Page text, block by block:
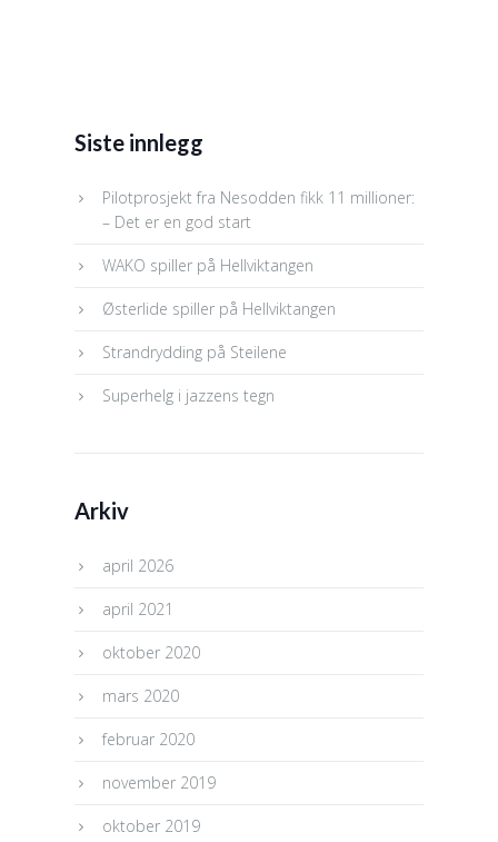
Siste innlegg
Pilotprosjekt fra Nesodden fikk 11 millioner:
– Det er en god start
WAKO spiller på Hellviktangen
Østerlide spiller på Hellviktangen
Strandrydding på Steilene
Superhelg i jazzens tegn
Arkiv
april 2026
april 2021
oktober 2020
mars 2020
februar 2020
november 2019
oktober 2019